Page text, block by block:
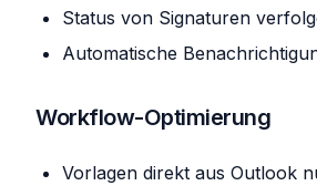
Status von Signaturen
Automatische
Workflow-Optimierung
Vorlagen direkt aus Outlook